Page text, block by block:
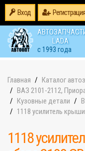
Вход Регистрация
LADA
с 1993 года
Главная
Каталог
ВАЗ 2101-2112,
Кузовные детали
1118 усилитель
1118